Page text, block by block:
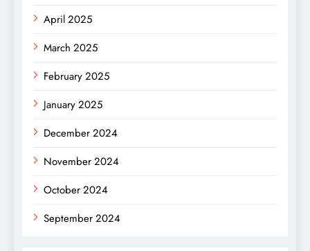
April 2025
March 2025
February 2025
January 2025
December 2024
November 2024
October 2024
September 2024